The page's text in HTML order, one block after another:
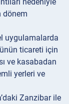
dönem
uygulamalarda
ticareti için
ve kasabadan
yerleri ve
Zanzibar ile